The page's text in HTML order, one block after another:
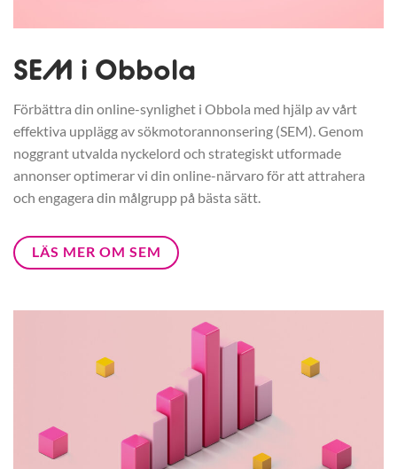
SEM i Obbola
Förbättra din online-synlighet i Obbola med hjälp av vårt
effektiva upplägg av sökmotorannonsering (SEM). Genom
noggrant utvalda nyckelord och strategiskt utformade
annonser optimerar vi din online-närvaro för att attrahera
och engagera din målgrupp på bästa sätt.
LÄS MER OM SEM